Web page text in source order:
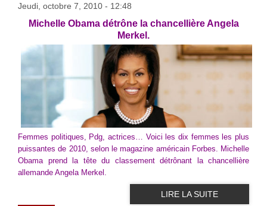
Jeudi, octobre 7, 2010 - 12:48
Michelle Obama détrône la chancellière Angela
Merkel.
Femmes politiques, Pdg, actrices… Voici les dix femmes les plus
puissantes de 2010, selon le magazine américain Forbes. Michelle
Obama prend la tête du classement détrônant la chancellière
allemande Angela Merkel.
LIRE LA SUITE